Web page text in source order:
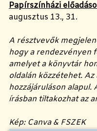
Papírszínházi
augusztus 13., 31.
A résztvevők
hogy a rendezvényen
amelyet a könyvtár
oldalán közzétehet.
hozzájáruláson
írásban tiltakozhat az
Kép: Canva & FSZEK